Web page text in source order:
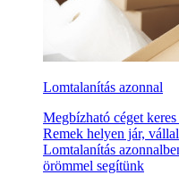
Lomtalanítás azonnal
Megbízható céget
Remek helyen jár,
Lomtalanítás
örömmel segítünk